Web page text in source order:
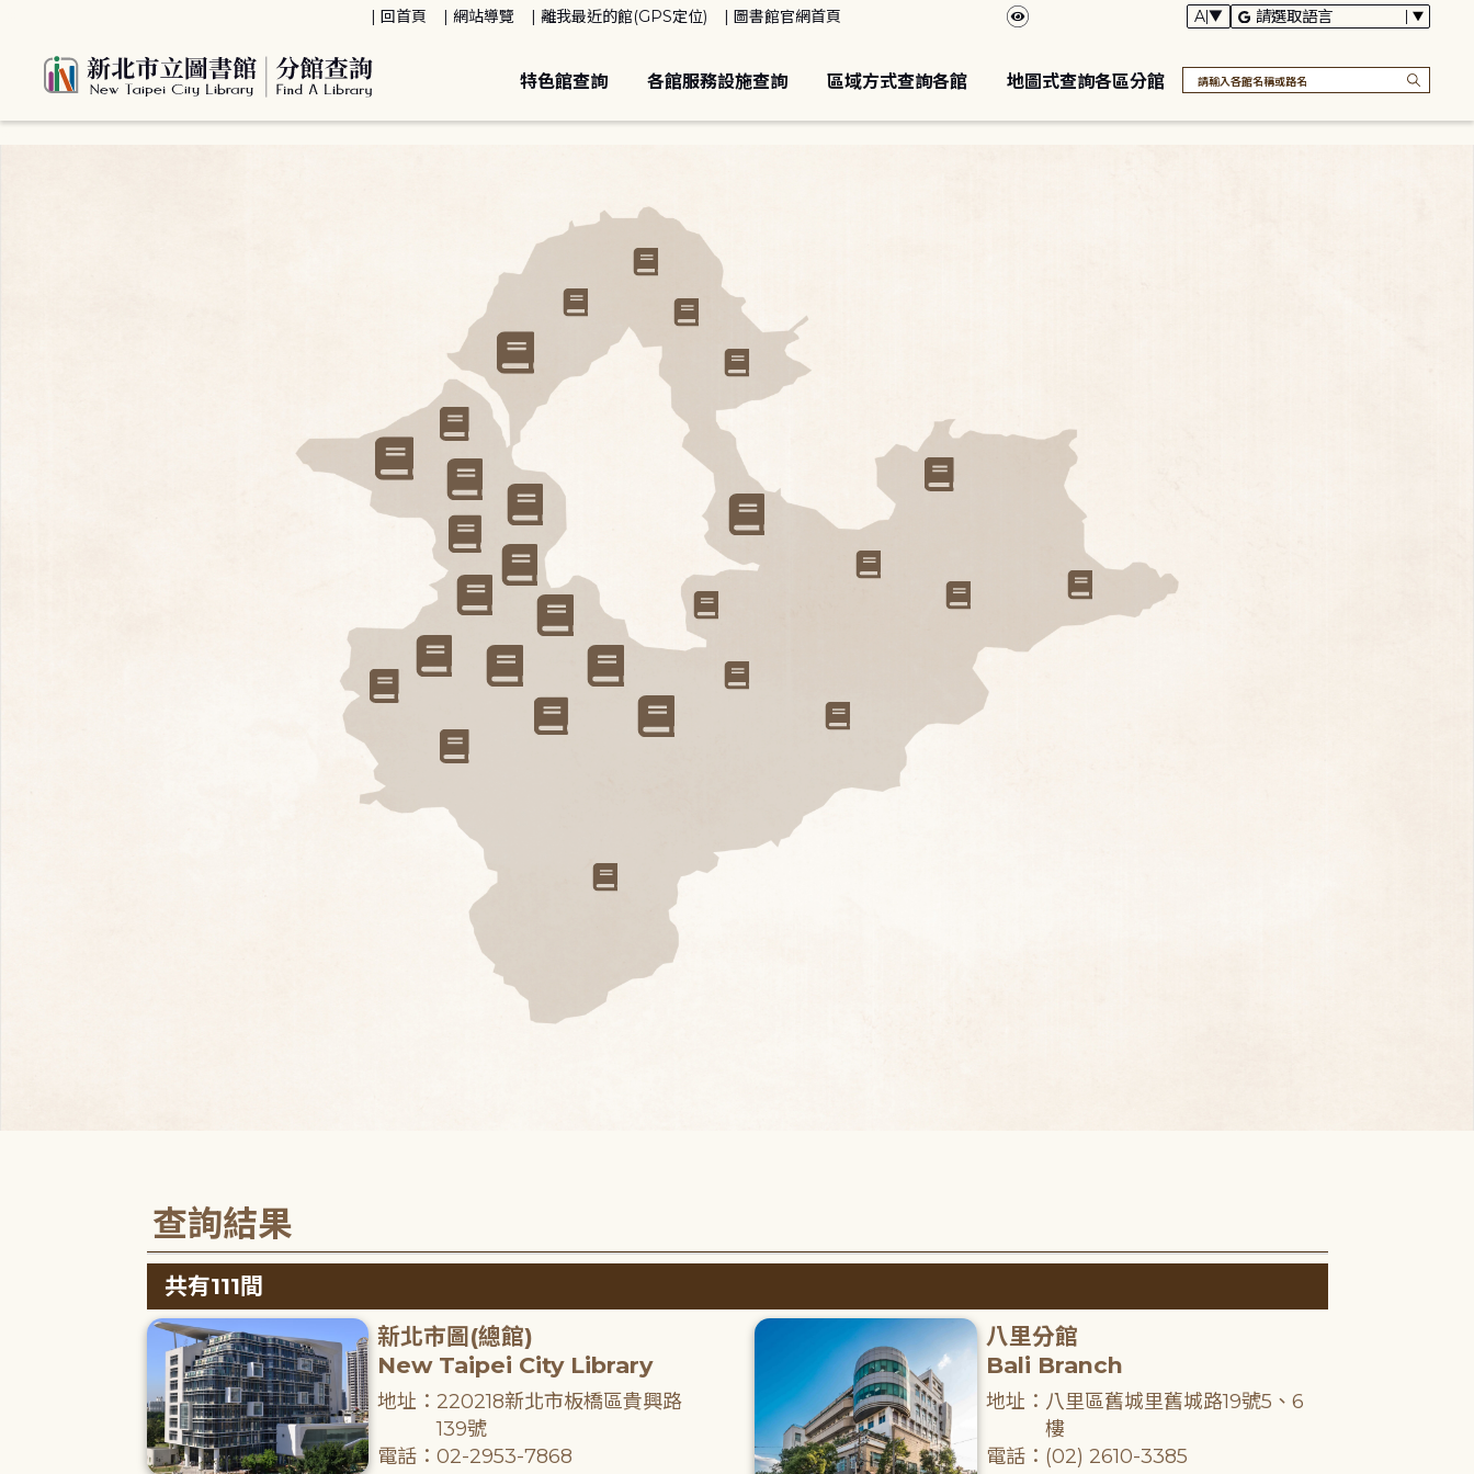
回首頁 網站導覽 離我最近的館(GPS定位) 圖書館官網首頁
特色館查詢 各館服務設施查詢 區域方式查詢各館 地圖式查詢各區分館
查詢結果
共有111間
新北市圖(總館)
New Taipei City Library
地址：220218新北市板橋區貴興路
139號
電話：02-2953-7868
八里分館
Bali Branch
地址：八里區舊城里舊城路19號5、6
樓
電話：(02) 2610-3385